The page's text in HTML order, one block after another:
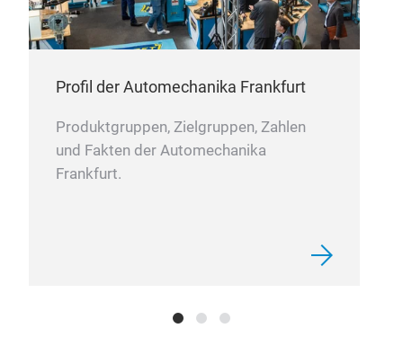
Profil der Automechanika Frankfurt
Produktgruppen, Zielgruppen, Zahlen
und Fakten der Automechanika
Frankfurt.